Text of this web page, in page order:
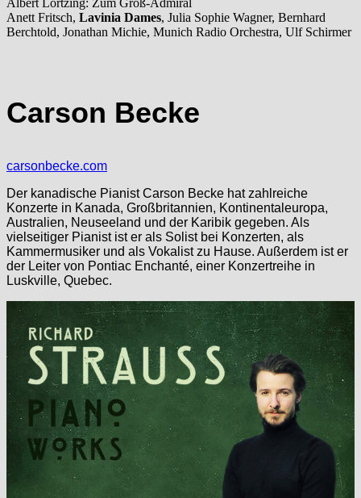
Albert Lortzing: Zum Groß-Admiral
Anett Fritsch, Lavinia Dames, Julia Sophie Wagner, Bernhard
Berchtold, Jonathan Michie, Munich Radio Orchestra, Ulf Schirmer
Carson Becke
carsonbecke.com
Der kanadische Pianist Carson Becke hat zahlreiche
Konzerte in Kanada, Großbritannien, Kontinentaleuropa,
Australien, Neuseeland und der Karibik gegeben. Als
vielseitiger Pianist ist er als Solist bei Konzerten, als
Kammermusiker und als Vokalist zu Hause. Außerdem ist er
der Leiter von Pontiac Enchanté, einer Konzertreihe in
Luskville, Quebec.